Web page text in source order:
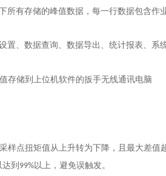
所有存储的峰值数据，每一行数据包含作
置、数据查询、数据导出、统计报表、系
样点扭矩值从上升转为下降，且最大差值
到 99%以上，避免误触发。